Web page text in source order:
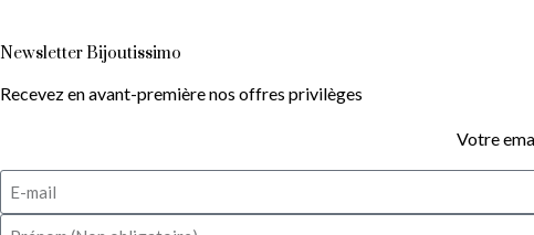
Newsletter Bijoutissimo
Recevez en avant-première nos offres privilèges
Votre